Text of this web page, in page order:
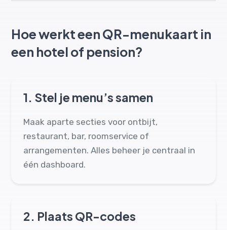
Hoe werkt een QR-menukaart in
een hotel of pension?
1. Stel je menu’s samen
Maak aparte secties voor ontbijt,
restaurant, bar, roomservice of
arrangementen. Alles beheer je centraal in
één dashboard.
2. Plaats QR-codes